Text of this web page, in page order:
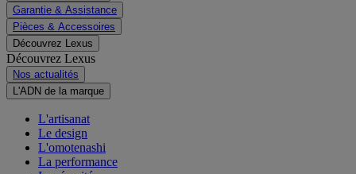
Garantie & Assistance
Pièces & Accessoires
Découvrez Lexus
Découvrez Lexus
Nos actualités
L'ADN de la marque
L'artisanat
Le design
L'omotenashi
La performance